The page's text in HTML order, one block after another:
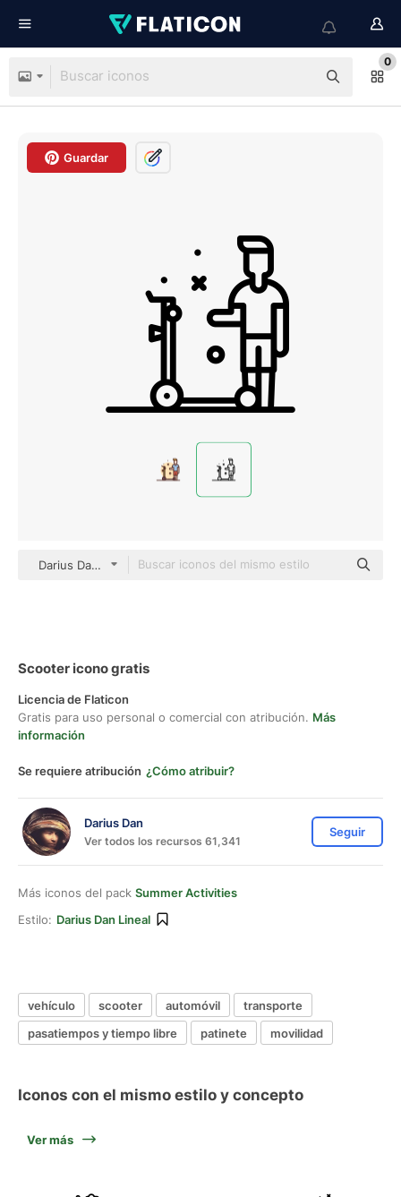
0
Guardar
Darius Dan Lineal
Scooter icono gratis
Licencia de Flaticon
Gratis para uso personal o comercial con atribución. Más
información
Se requiere atribución ¿Cómo atribuir?
Darius Dan
Ver todos los recursos 61,341
Seguir
Más iconos del pack Summer Activities
Estilo: Darius Dan Lineal
vehículo scooter automóvil
transporte
pasatiempos y tiempo libre
patinete movilidad
Iconos con el mismo estilo y concepto
Ver más